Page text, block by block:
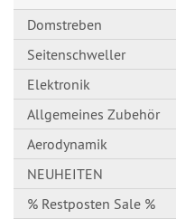
Domstreben
Seitenschweller
Elektronik
Allgemeines Zubehör
Aerodynamik
NEUHEITEN
% Restposten Sale %